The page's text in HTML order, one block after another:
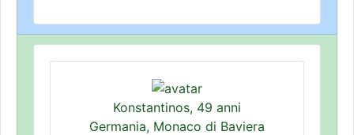
Konstantinos, 49 anni
Germania, Monaco di Baviera